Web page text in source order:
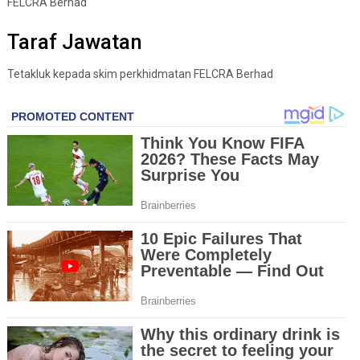
Taraf Jawatan
Tetakluk kepada skim perkhidmatan FELCRA Berhad